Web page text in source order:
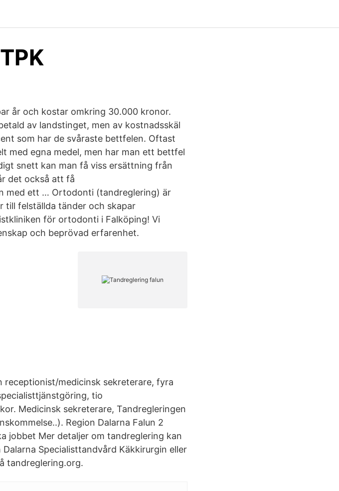
år och kostar omkring 30.000 kronor.
av landstinget, men av kostnadsskäl
som har de svåraste bettfelen. Oftast
med egna medel, men har man ett bettfel
snett kan man få viss ersättning från
det också att få
med ett … Ortodonti (tandreglering) är
till felställda tänder och skapar
för ortodonti i Falköping! Vi
och beprövad erfarenhet.
receptionist/medicinsk sekreterare, fyra
tio
Medicinsk sekreterare, Tandregleringen
Region Dalarna Falun 2
jobbet Mer detaljer om tandreglering kan
Specialisttandvård Käkkirurgin eller
tandreglering.org.